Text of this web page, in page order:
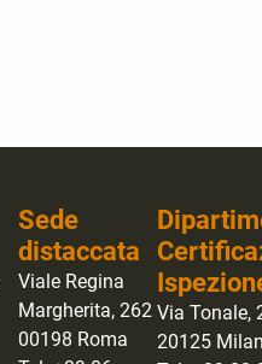
Sede
distaccata
Viale Regina
Margherita, 262
00198 Roma
Via Tonale,
20125